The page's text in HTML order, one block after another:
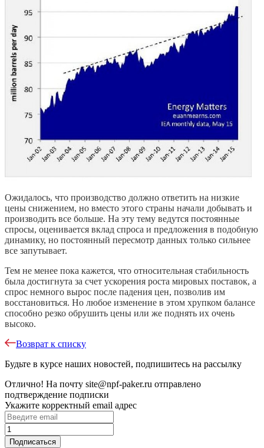
Ожидалось, что производство должно ответить на низкие
цены снижением, но вместо этого страны начали добывать и
производить все больше. На эту тему ведутся постоянные
спросы, оценивается вклад спроса и предложения в подобную
динамику, но постоянный пересмотр данных только сильнее
все запутывает.
Тем не менее пока кажется, что относительная стабильность
была достигнута за счет ускорения роста мировых поставок, а
спрос немного вырос после падения цен, позволив им
восстановиться. Но любое изменение в этом хрупком балансе
способно резко обрушить цены или же поднять их очень
высоко.
Возврат к списку
Будьте в курсе наших новостей, подпишитесь на рассылку
Отлично! На почту site@npf-paker.ru отправлено
подтверждение подписки
Укажите корректный email адрес